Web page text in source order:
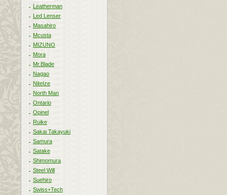
Leatherman
Led Lenser
Masahiro
Mcusta
MIZUNO
Mora
Mr.Blade
Nagao
NiteIze
North Man
Ontario
Opinel
Ruike
Sakai Takayuki
Samura
Satake
Shimomura
Steel Will
Suehiro
Swiss+Tech